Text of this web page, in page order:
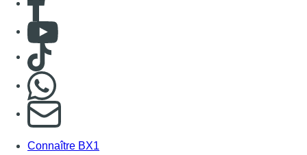
Consulter Youtube
Consulter TikTok
S'abonner à notre newsletter
Connaître BX1